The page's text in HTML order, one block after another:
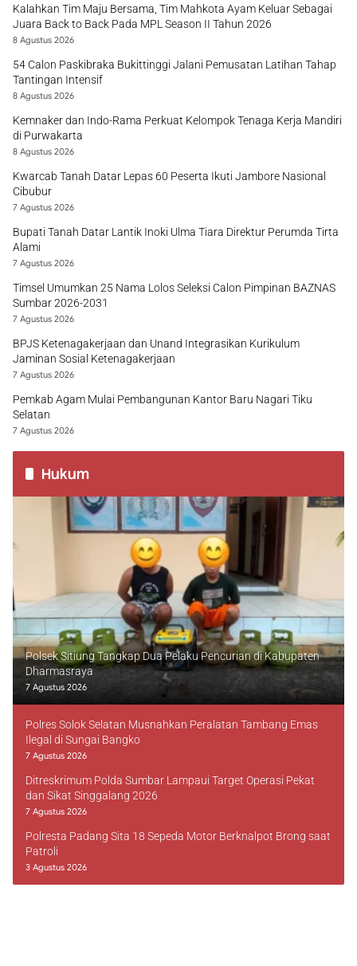
Kalahkan Tim Maju Bersama, Tim Mahkota Ayam Keluar Sebagai
Juara Back to Back Pada MPL Season II Tahun 2026
8 Agustus 2026
54 Calon Paskibraka Bukittinggi Jalani Pemusatan Latihan Tahap
Tantingan Intensif
8 Agustus 2026
Kemnaker dan Indo-Rama Perkuat Kelompok Tenaga Kerja Mandiri
di Purwakarta
8 Agustus 2026
Kwarcab Tanah Datar Lepas 60 Peserta Ikuti Jambore Nasional
Cibubur
7 Agustus 2026
Bupati Tanah Datar Lantik Inoki Ulma Tiara Direktur Perumda Tirta
Alami
7 Agustus 2026
Timsel Umumkan 25 Nama Lolos Seleksi Calon Pimpinan BAZNAS
Sumbar 2026-2031
7 Agustus 2026
BPJS Ketenagakerjaan dan Unand Integrasikan Kurikulum
Jaminan Sosial Ketenagakerjaan
7 Agustus 2026
Pemkab Agam Mulai Pembangunan Kantor Baru Nagari Tiku
Selatan
7 Agustus 2026
Hukum
Polsek Sitiung Tangkap Dua Pelaku Pencurian di Kabupaten
Dharmasraya
7 Agustus 2026
Polres Solok Selatan Musnahkan Peralatan Tambang Emas
Ilegal di Sungai Bangko
7 Agustus 2026
Ditreskrimum Polda Sumbar Lampaui Target Operasi Pekat
dan Sikat Singgalang 2026
7 Agustus 2026
Polresta Padang Sita 18 Sepeda Motor Berknalpot Brong saat
Patroli
3 Agustus 2026